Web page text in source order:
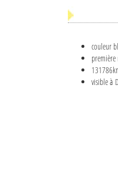
couleur
visible à